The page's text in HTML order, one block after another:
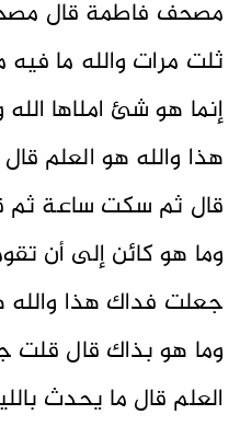
مصحف فاطمة قال
ثلت مرات والله ما
إنما هو شئ املاها
هذا والله هو العلم
قال ثم سكت ساعة ثم
وما هو كائن إلى أن
جعلت فداك هذا والله
وما هو بذاك قال
العلم قال ما يحدث